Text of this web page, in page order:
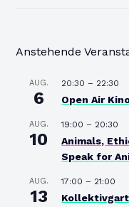
Anstehende
AUG.
6
20:30 – 22:30
Open Air
AUG.
10
19:00 – 20:30
Animals,
Speak for
AUG.
13
17:00 – 21:00